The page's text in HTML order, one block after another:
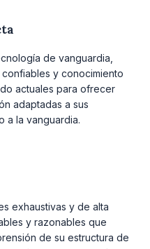
de vanguardia,
y conocimiento
actuales para ofrecer
adaptadas a sus
a la vanguardia.
exhaustivas y de alta
y razonables que
de su estructura de